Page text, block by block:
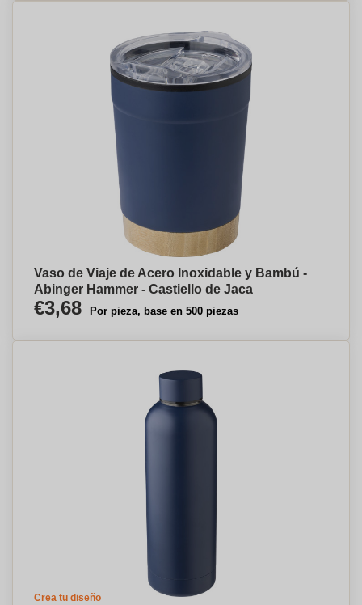
Vaso de Viaje de Acero Inoxidable y Bambú -
Abinger Hammer - Castiello de Jaca
€3,68 Por pieza, base en 500 piezas
Crea tu diseño